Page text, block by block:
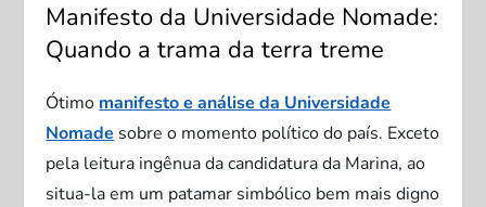
Manifesto da Universidade Nomade:
Quando a trama da terra treme
Ótimo manifesto e análise da Universidade
Nomade sobre o momento político do país. Exceto
pela leitura ingênua da candidatura da Marina, ao
situa-la em um patamar simbólico bem mais digno